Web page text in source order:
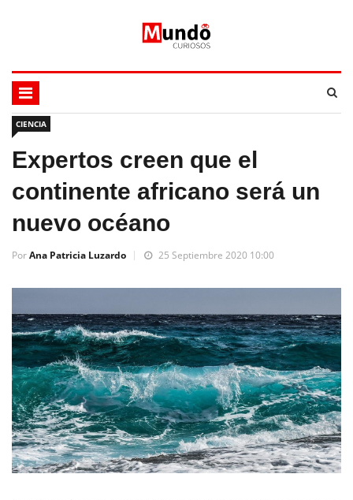
CIENCIA
Expertos creen que el
continente africano será un
nuevo océano
PorAna Patricia Luzardo 25 Septiembre 2020 10:00